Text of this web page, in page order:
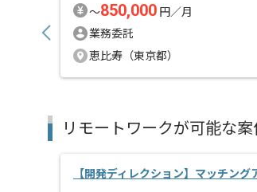
〜850,000 円／月
業務委託
恵比寿（東京都）
リモートワークが可能な案
【開発ディレクション】マッチン